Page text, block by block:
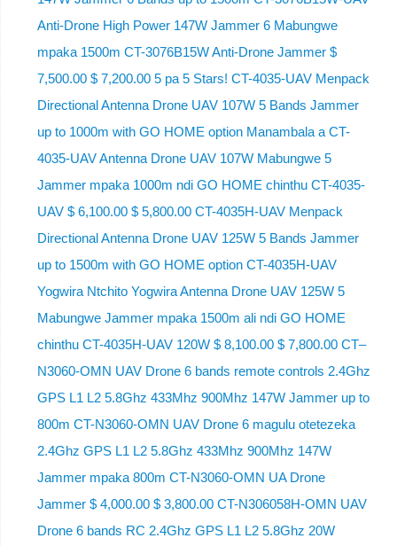
Anti-Drone High Power 147W Jammer 6 Mabungwe
mpaka 1500m CT-3076B15W Anti-Drone Jammer $
7,500.00 $ 7,200.00 5 pa 5 Stars! CT-4035-UAV Menpack
Directional Antenna Drone UAV 107W 5 Bands Jammer
up to 1000m with GO HOME option Manambala a CT-
4035-UAV Antenna Drone UAV 107W Mabungwe 5
Jammer mpaka 1000m ndi GO HOME chinthu CT-4035-
UAV $ 6,100.00 $ 5,800.00 CT-4035H-UAV Menpack
Directional Antenna Drone UAV 125W 5 Bands Jammer
up to 1500m with GO HOME option CT-4035H-UAV
Yogwira Ntchito Yogwira Antenna Drone UAV 125W 5
Mabungwe Jammer mpaka 1500m ali ndi GO HOME
chinthu CT-4035H-UAV 120W $ 8,100.00 $ 7,800.00 CT–
N3060-OMN UAV Drone 6 bands remote controls 2.4Ghz
GPS L1 L2 5.8Ghz 433Mhz 900Mhz 147W Jammer up to
800m CT-N3060-OMN UAV Drone 6 magulu otetezeka
2.4Ghz GPS L1 L2 5.8Ghz 433Mhz 900Mhz 147W
Jammer mpaka 800m CT-N3060-OMN UA Drone
Jammer $ 4,000.00 $ 3,800.00 CT-N306058H-OMN UAV
Drone 6 bands RC 2.4Ghz GPS L1 L2 5.8Ghz 20W